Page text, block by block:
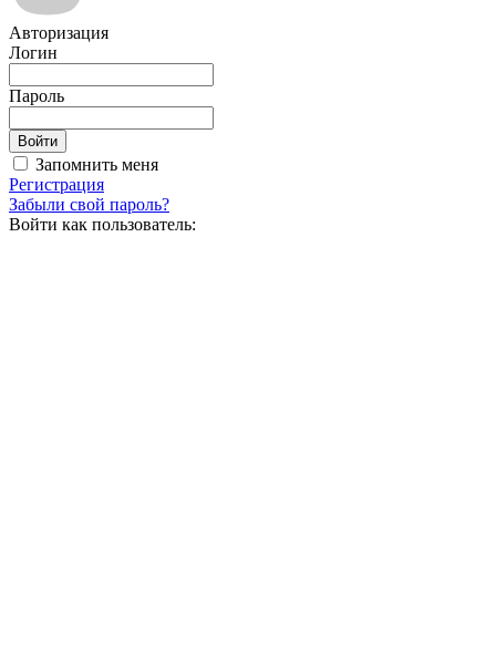
Авторизация
Логин
Пароль
Запомнить меня
Регистрация
Забыли свой пароль?
Войти как пользователь: